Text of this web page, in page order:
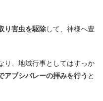
り害虫を駆除して、神様へ豊
り、地域行事としてはすっか
アブシバレーの拝みを行う と